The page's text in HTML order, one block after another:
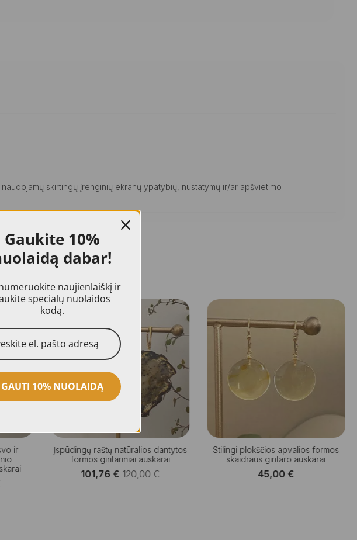
skirtingų įrenginių ekranų ypatybių, nustatymų ir/ar apšvietimo
ir
AKCIJA!
Įspūdingų raštų natūralios dantytos
formos gintariniai auskarai
120,00€
Original
101,76€ Current
Stilingi plokščios apvalios formos
skaidraus gintaro auskarai
45,00€
Gaukite 10%
dabar!
naujienlaiškį ir
specialų nuolaidos
kodą.
GAUTI 10% NUOLAIDĄ